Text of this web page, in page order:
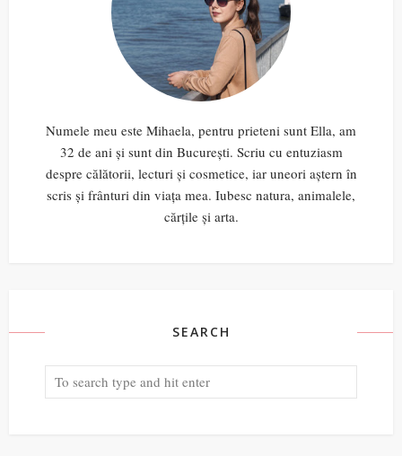
Numele meu este Mihaela, pentru prieteni sunt Ella, am
32 de ani și sunt din București. Scriu cu entuziasm
despre călătorii, lecturi și cosmetice, iar uneori aștern în
scris și frânturi din viața mea. Iubesc natura, animalele,
cărțile și arta.
SEARCH